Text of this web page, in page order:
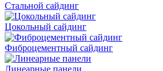
Стальной сайдинг
Цокольный сайдинг
Фиброцементный сайдинг
Линеарные панели